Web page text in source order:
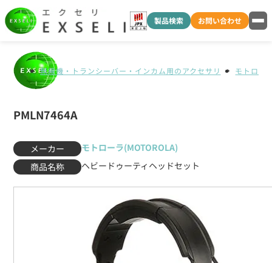
製品検索 お問い合わせ
無線機・トランシーバー・インカム用のアクセサリ モトロー
PMLN7464A
メーカー
モトローラ(MOTOROLA)
商品名称
ヘビードゥーティヘッドセット